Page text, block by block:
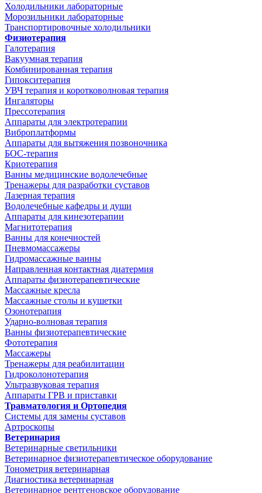
Холодильники лабораторные
Морозильники лабораторные
Транспортировочные холодильники
Физиотерапия
Галотерапия
Вакуумная терапия
Комбинированная терапия
Гипокситерапия
УВЧ терапия и коротковолновая терапия
Ингаляторы
Прессотерапия
Аппараты для электротерапии
Виброплатформы
Аппараты для вытяжения позвоночника
БОС-терапия
Криотерапия
Ванны медицинские водолечебные
Тренажеры для разработки суставов
Лазерная терапия
Водолечебные кафедры и души
Аппараты для кинезотерапии
Магнитотерапия
Ванны для конечностей
Пневмомассажеры
Гидромассажные ванны
Направленная контактная диатермия
Аппараты физиотерапевтические
Массажные кресла
Массажные столы и кушетки
Озонотерапия
Ударно-волновая терапия
Ванны физиотерапевтические
Фототерапия
Массажеры
Тренажеры для реабилитации
Гидроколонотерапия
Ультразвуковая терапия
Аппараты ГРВ и приставки
Травматология и Ортопедия
Системы для замены суставов
Артроскопы
Ветеринария
Ветеринарные светильники
Ветеринарное физиотерапевтическое оборудование
Тонометрия ветеринарная
Диагностика ветеринарная
Ветеринарное рентгеновское оборудование